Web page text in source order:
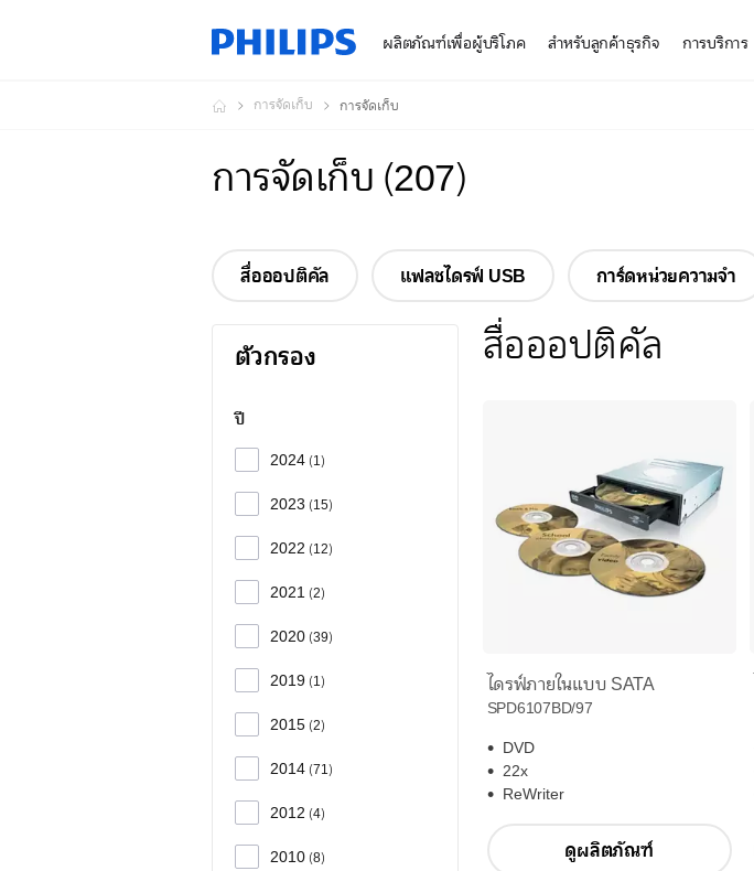
ผลิตภัณฑ์เพื่อผู้บริโภค สำหรับลูกค้าธุรกิจ การบริการ
การจัดเก็บ การจัดเก็บ
การจัดเก็บ (207)
สื่อออปติคัล แฟลชไดรฟ์ USB การ์ดหน่วยความจำ
ตัวกรอง
ปี
2024 1
2023 15
2022 12
2021 2
2020 39
2019 1
2015 2
2014 71
2012 4
2010 8
สื่อออปติคัล
ไดรฟ์ภายในแบบ SATA
SPD6107BD/97
DVD
22x
ReWriter
ดูผลิตภัณฑ์